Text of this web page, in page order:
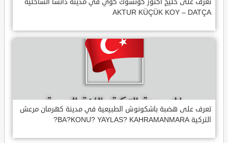
AKTUR KÜÇÜK KOY – DATÇA
تعرف على هضبة باشكونوش الطبيعية في مدينة كهرمان مرعش
التركية BA?KONU? YAYLAS? KAHRAMANMARA?